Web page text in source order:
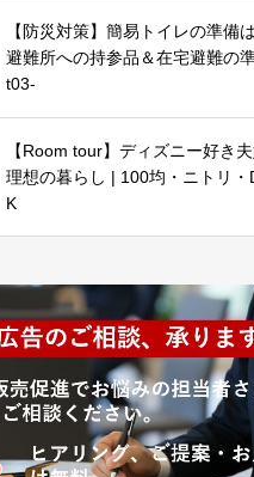
【防災対策】簡易トイレの準備
避難所への持参品＆在宅避難の
t03-
【Room tour】ディズニー好き
理想の暮らし | 100均・ニトリ・
K